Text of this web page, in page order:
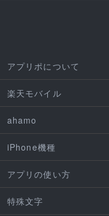
アプリポについて
楽天モバイル
ahamo
iPhone機種
アプリの使い方
特殊文字